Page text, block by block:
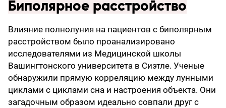
Биполярное расстройство
Влияние полнолуния на пациентов с биполярным
расстройством было проанализировано
исследователями из Медицинской школы
Вашингтонского университета в Сиэтле. Ученые
обнаружили прямую корреляцию между лунными
циклами с циклами сна и настроения объекта. Они
загадочным образом идеально совпали друг с